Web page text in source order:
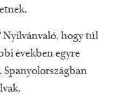
Nyilvánvaló, hogy túl
években egyre